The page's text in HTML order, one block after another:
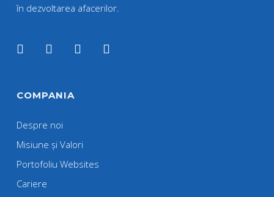
în dezvoltarea afacerilor.
COMPANIA
Despre noi
Misiune și Valori
Portofoliu Websites
Cariere